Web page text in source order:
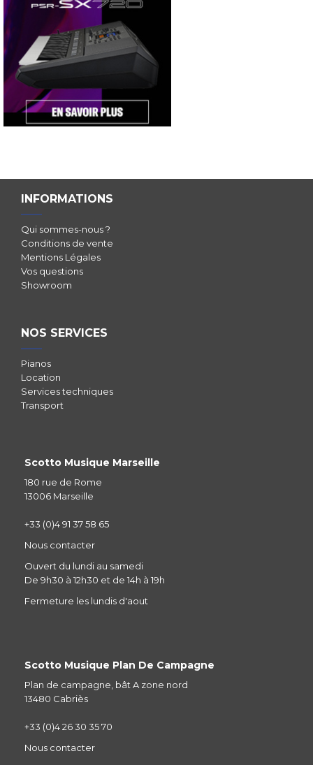
INFORMATIONS
Qui sommes-nous ?
Conditions de vente
Mentions Légales
Vos questions
Showroom
NOS SERVICES
Pianos
Location
Services techniques
Transport
Scotto Musique Marseille
180 rue de Rome
13006 Marseille
+33 (0)4 91 37 58 65
Nous contacter
Ouvert du lundi au samedi
De 9h30 à 12h30 et de 14h à 19h
Fermeture les lundis d'aout
Scotto Musique Plan De Campagne
Plan de campagne, bât A zone nord
13480 Cabriès
+33 (0)4 26 30 35 70
Nous contacter